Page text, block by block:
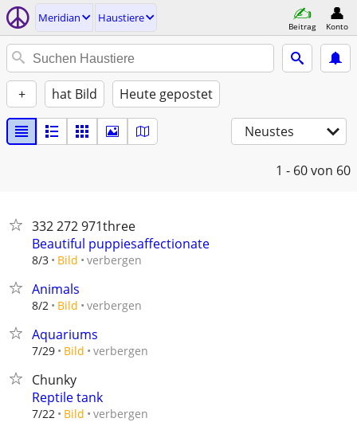
Meridian Haustiere
Beitrag Konto
+ hat Bild Heute gepostet
Neustes
1 - 60von 60
332 272 971three
Beautiful puppiesaffectionate
8/3 Bild verbergen
Animals
8/2 Bild verbergen
Aquariums
7/29 Bild verbergen
Chunky
Reptile tank
7/22 Bild verbergen